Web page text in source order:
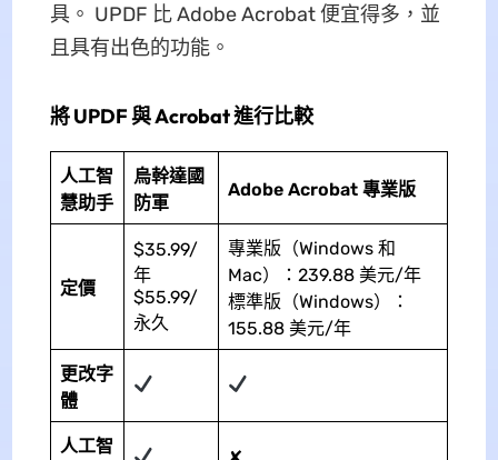
具。 UPDF 比 Adob​​e Acrobat 便宜得多，並
且具有出色的功能。
將 UPDF 與 Acrobat 進行比較
人工智
慧助手
烏幹達國
防軍
Adobe Acrobat 專業版
定價
$35.99/
年
$55.99/
永久
專業版（Windows 和
Mac）：239.88 美元/年
標準版（Windows）：
155.88 美元/年
更改字
體
人工智